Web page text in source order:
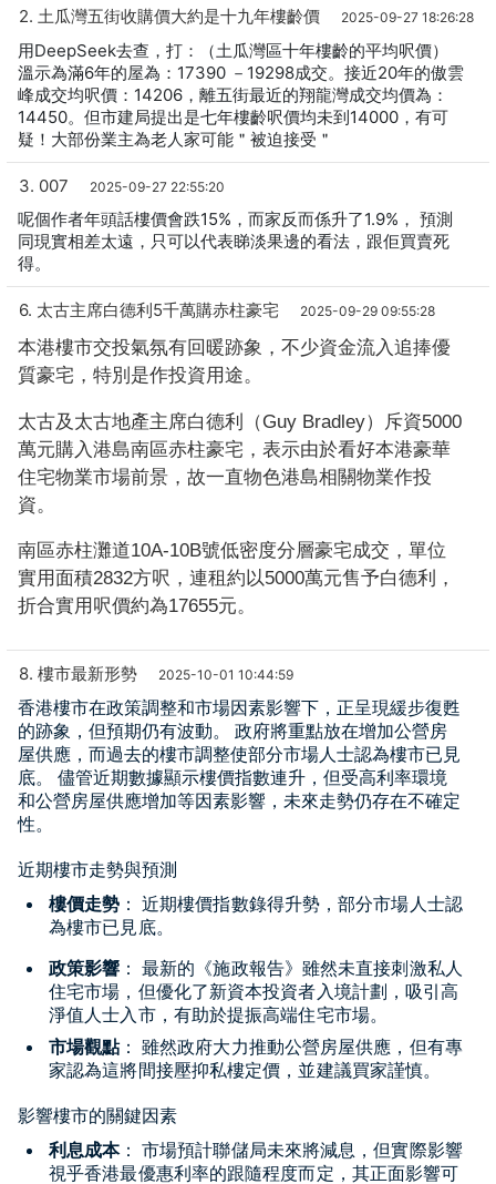
2. 土瓜灣五街收購價大約是十九年樓齡價 2025-09-27 18:26:28
用DeepSeek去查，打：（土瓜灣區十年樓齡的平均呎價）
溫示為滿6年的屋為：17390 －19298成交。接近20年的傲雲
峰成交均呎價：14206，離五街最近的翔龍灣成交均價為：
14450。但市建局提出是七年樓齡呎價均未到14000，有可
疑！大部份業主為老人家可能＂被迫接受＂
3. 007 2025-09-27 22:55:20
呢個作者年頭話樓價會跌15%，而家反而係升了1.9%， 預測
同現實相差太遠，只可以代表睇淡果邊的看法，跟佢買賣死
得。
6. 太古主席白德利5千萬購赤柱豪宅 2025-09-29 09:55:28
本港樓市交投氣氛有回暖跡象，不少資金流入追捧優
質豪宅，特別是作投資用途。
太古及太古地產主席白德利（Guy Bradley）斥資5000
萬元購入港島南區赤柱豪宅，表示由於看好本港豪華
住宅物業市場前景，故一直物色港島相關物業作投
資。
南區赤柱灘道10A-10B號低密度分層豪宅成交，單位
實用面積2832方呎，連租約以5000萬元售予白德利，
折合實用呎價約為17655元。
8. 樓市最新形勢 2025-10-01 10:44:59
香港樓市在政策調整和市場因素影響下，正呈現緩步復甦
的跡象，但預期仍有波動。 政府將重點放在增加公營房
屋供應，而過去的樓市調整使部分市場人士認為樓市已見
底。 儘管近期數據顯示樓價指數連升，但受高利率環境
和公營房屋供應增加等因素影響，未來走勢仍存在不確定
性。
近期樓市走勢與預測
樓價走勢 ： 近期樓價指數錄得升勢，部分市場人士認
為樓市已見底。
政策影響 ： 最新的《施政報告》雖然未直接刺激私人
住宅市場，但優化了新資本投資者入境計劃，吸引高
淨值人士入市，有助於提振高端住宅市場。
市場觀點： 雖然政府大力推動公營房屋供應，但有專
家認為這將間接壓抑私樓定價，並建議買家謹慎。
影響樓市的關鍵因素
利息成本： 市場預計聯儲局未來將減息，但實際影響
視乎香港最優惠利率的跟隨程度而定，其正面影響可